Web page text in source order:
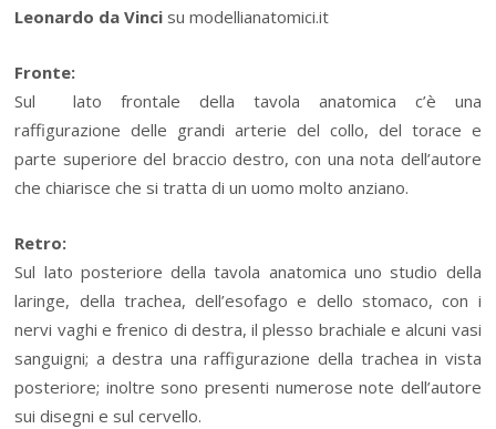
Leonardo da Vinci su modellianatomici.it
Fronte:
Sul lato frontale della tavola anatomica c’è una
raffigurazione delle grandi arterie del collo, del torace e
parte superiore del braccio destro, con una nota dell’autore
che chiarisce che si tratta di un uomo molto anziano.
Retro:
Sul lato posteriore della tavola anatomica uno studio della
laringe, della trachea, dell’esofago e dello stomaco, con i
nervi vaghi e frenico di destra, il plesso brachiale e alcuni vasi
sanguigni; a destra una raffigurazione della trachea in vista
posteriore; inoltre sono presenti numerose note dell’autore
sui disegni e sul cervello.